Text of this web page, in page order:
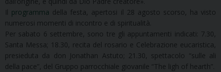
Il programma della festa, apertosi il 28 agosto scorso, ha visto
numerosi momenti di incontro e di spiritualità.
Per sabato 6 settembre, sono tre gli appuntamenti indicati: 7.30,
Santa Messa; 18.30, recita del rosario e Celebrazione eucaristica,
presieduta da don Jonathan Astuto; 21.30, spettacolo “sulle ali
della pace”, del Gruppo parrocchiale giovanile “The ligh of hearth”.